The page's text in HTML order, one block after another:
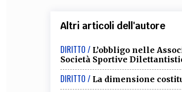
Altri articoli dell'autore
DIRITTO / L’obbligo nelle
Società Sportive
DIRITTO / La dimensione